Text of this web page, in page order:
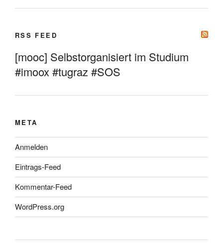
RSS FEED
[mooc] Selbstorganisiert im Studium
#imoox #tugraz #SOS
META
Anmelden
Eintrags-Feed
Kommentar-Feed
WordPress.org